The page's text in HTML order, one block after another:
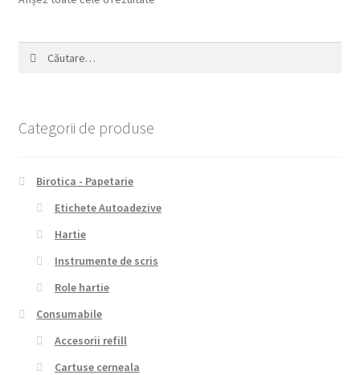
Categorii de produse
Birotica - Papetarie
Etichete Autoadezive
Hartie
Instrumente de scris
Role hartie
Consumabile
Accesorii refill
Cartuse cerneala